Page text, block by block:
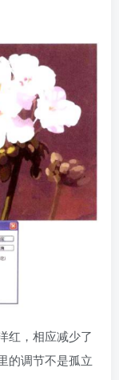
红，相应减少了
的调节不是孤立